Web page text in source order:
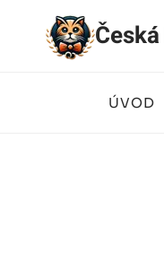
Přeskočit
ÚVOD